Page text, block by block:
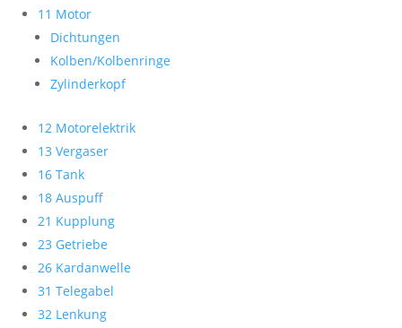
11 Motor
Dichtungen
Kolben/Kolbenringe
Zylinderkopf
12 Motorelektrik
13 Vergaser
16 Tank
18 Auspuff
21 Kupplung
23 Getriebe
26 Kardanwelle
31 Telegabel
32 Lenkung